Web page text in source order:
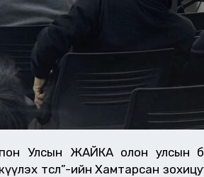
Улсын ЖАЙКА олон улсын
төсөл”-ийн Хамтарсан